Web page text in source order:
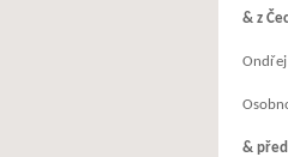
& z
&